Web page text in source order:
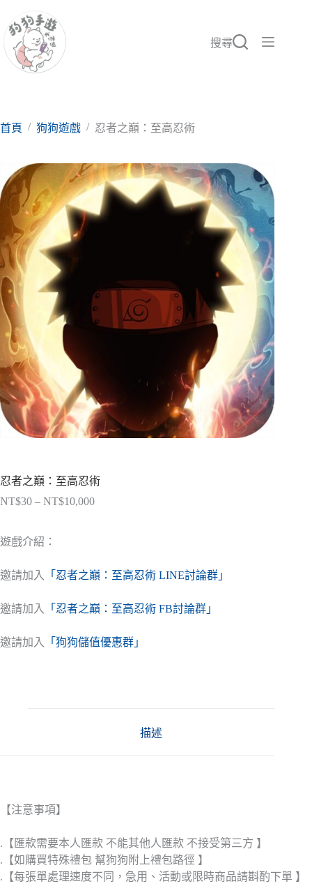
至
要
搜尋
首頁 / 狗狗遊戲 / 忍者之巔：至高忍術
忍者之巔：至高忍術
NT$30 – NT$10,000價
NT$30
到
遊戲介紹：
邀請加入 「忍者之巔：至高忍術 LINE討論群」
邀請加入 「忍者之巔：至高忍術 FB討論群」
邀請加入 「狗狗儲值優惠群」
描述
【注意事項】
.【匯款需要本人匯款 不能其他人匯款 不接受第三方 】
.【如購買特殊禮包 幫狗狗附上禮包路徑 】
.【每張單處理速度不同，急用、活動或限時商品請斟酌下單 】